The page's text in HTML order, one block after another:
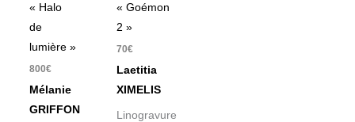
« Halo
de
lumière »
800€
Mélanie
GRIFFON
« Goémon
2 »
70€
Laetitia
XIMELIS
Linogravure